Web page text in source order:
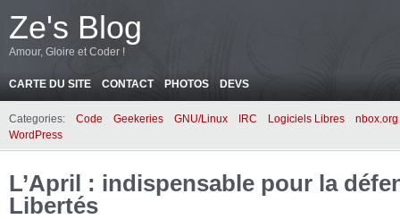
Ze's Blog
Amour, Gloire et Coder !
CARTE DU SITE CONTACT PHOTOS DEVS
Categories: Code Geekeries GNU/Linux IRC Logiciels Libres
nbox.org
WordPress
L’April : indispensable pour la
Libertés